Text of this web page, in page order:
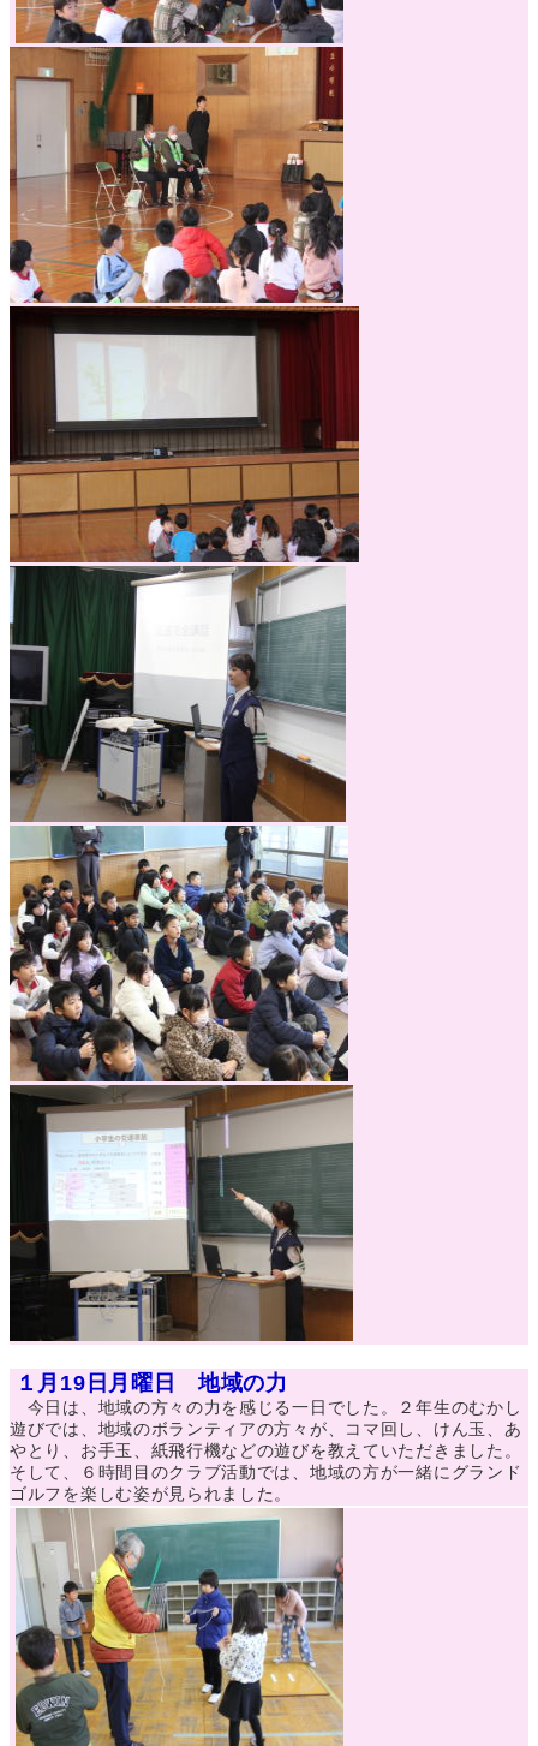
１月19日月曜日 地域の力
今日は、地域の方々の力を感じる一日でした。２年生のむかし
遊びでは、地域のボランティアの方々が、コマ回し、けん玉、あ
やとり、お手玉、紙飛行機などの遊びを教えていただきました。
そして、６時間目のクラブ活動では、地域の方が一緒にグランド
ゴルフを楽しむ姿が見られました。